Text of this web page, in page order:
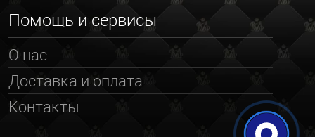
Помощь и сервисы
О нас
Доставка и оплата
Контакты